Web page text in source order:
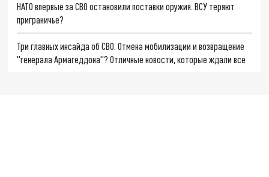
НАТО впервые за СВО остановили поставки оружия. ВСУ теряют
приграничье?
Три главных инсайда об СВО. Отмена мобилизации и возвращение
"генерала Армагеддона"? Отличные новости, которые ждали все